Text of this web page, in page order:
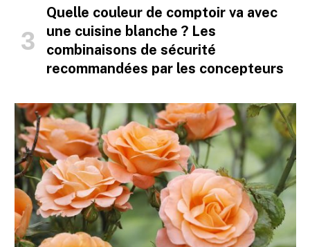
Quelle couleur de comptoir va avec
une cuisine blanche ? Les
combinaisons de sécurité
recommandées par les concepteurs